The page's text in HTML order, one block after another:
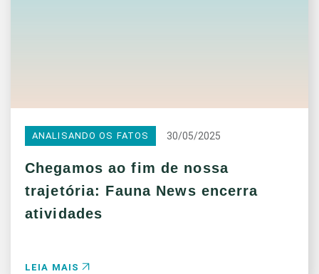
ANALISANDO OS FATOS 30/05/2025
Chegamos ao fim de nossa
trajetória: Fauna News encerra
atividades
LEIA MAIS